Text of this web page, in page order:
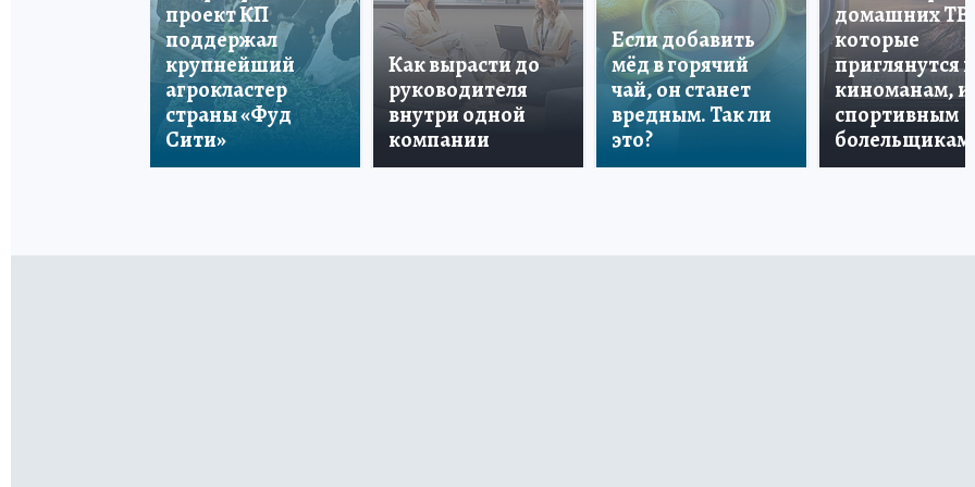
проект КП
поддержал
крупнейший
агрокластер
страны «Фуд
Сити»
Как вырасти до
руководителя
внутри одной
компании
Если добавить
мёд в горячий
чай, он станет
вредным. Так ли
это?
домашних ТВ,
которые
приглянутся и
киноманам, и
спортивным
болельщикам